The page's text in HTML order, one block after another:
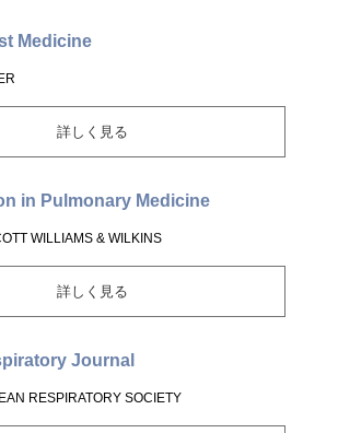
Medicine
詳しく見る
in Pulmonary Medicine
WILLIAMS & WILKINS
詳しく見る
Journal
RESPIRATORY SOCIETY